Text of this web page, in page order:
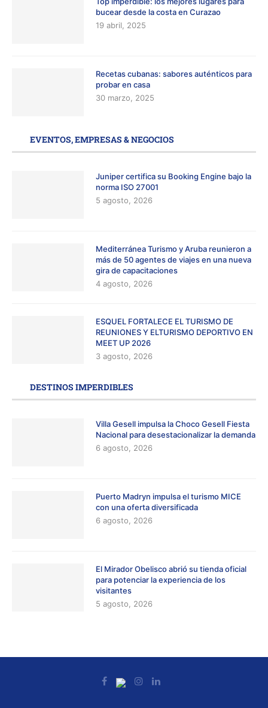
bucear desde la costa en Curazao
19 abril, 2025
Recetas cubanas: sabores auténticos para
probar en casa
30 marzo, 2025
EVENTOS, EMPRESAS & NEGOCIOS
Juniper certifica su Booking Engine bajo la
norma ISO 27001
5 agosto, 2026
Mediterránea Turismo y Aruba reunieron a
más de 50 agentes de viajes en una nueva
gira de capacitaciones
4 agosto, 2026
ESQUEL FORTALECE EL TURISMO DE
REUNIONES Y ELTURISMO DEPORTIVO EN
MEET UP 2026
3 agosto, 2026
DESTINOS IMPERDIBLES
Villa Gesell impulsa la Choco Gesell Fiesta
Nacional para desestacionalizar la demanda
6 agosto, 2026
Puerto Madryn impulsa el turismo MICE
con una oferta diversificada
6 agosto, 2026
El Mirador Obelisco abrió su tienda oficial
para potenciar la experiencia de los
visitantes
5 agosto, 2026